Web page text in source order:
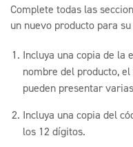
Complete todas las
un nuevo producto para
Incluya una copia de la
nombre del producto,
pueden presentar
Incluya una copia del
los 12 dígitos.